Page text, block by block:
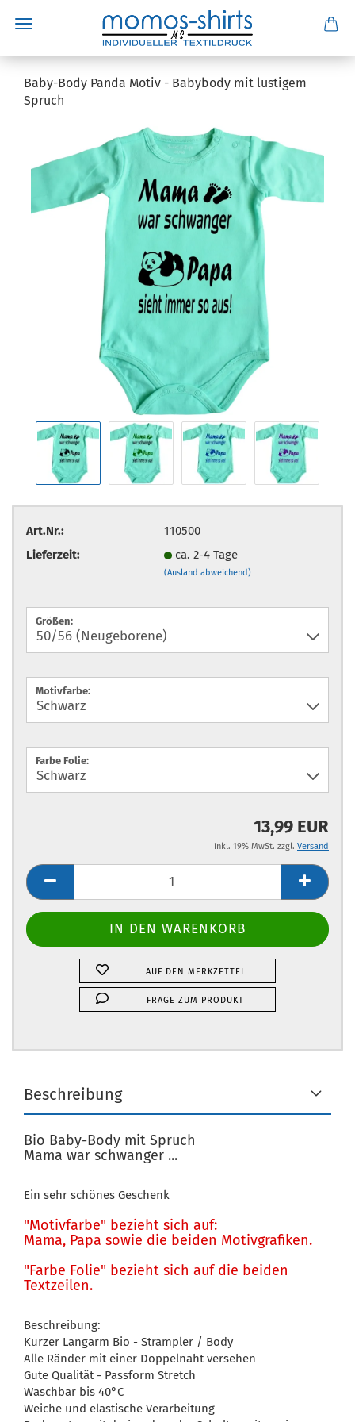
Baby-Body Panda Motiv - Babybody mit lustigem
Spruch
Art.Nr.:
110500
Lieferzeit:
ca. 2-4 Tage
(Ausland abweichend)
Größen:
Motivfarbe:
Farbe Folie:
13,99 EUR
inkl. 19% MwSt. zzgl. Versand
AUF DEN MERKZETTEL
FRAGE ZUM PRODUKT
Beschreibung
Bio Baby-Body mit Spruch
Mama war schwanger ...
Ein sehr schönes Geschenk
"Motivfarbe" bezieht sich auf:
Mama, Papa sowie die beiden Motivgrafiken.
"Farbe Folie" bezieht sich auf die beiden
Textzeilen.
Beschreibung:
Kurzer Langarm Bio - Strampler / Body
Alle Ränder mit einer Doppelnaht versehen
Gute Qualität - Passform Stretch
Waschbar bis 40°C
Weiche und elastische Verarbeitung